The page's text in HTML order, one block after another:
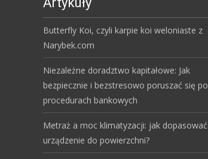
Butterfly Koi, czyli karpie koi weloniaste z
Narybek.com
Niezależne doradztwo kapitałowe: Jak
bezpiecznie i bezstresowo poruszać się po
procedurach bankowych
Metraż a moc klimatyzacji: jak dopasować
urządzenie do powierzchni?